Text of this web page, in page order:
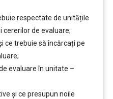
respectate de unitățile
cererilor de evaluare;
ce trebuie să încărcați pe
evaluare în unitate –
și ce presupun noile